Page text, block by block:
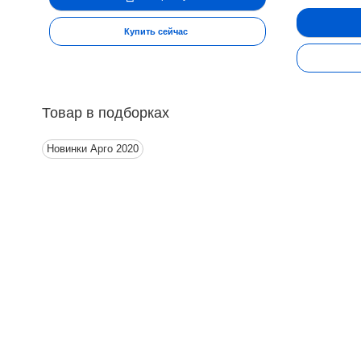
Купить сейчас
Товар в подборках
Новинки Арго 2020